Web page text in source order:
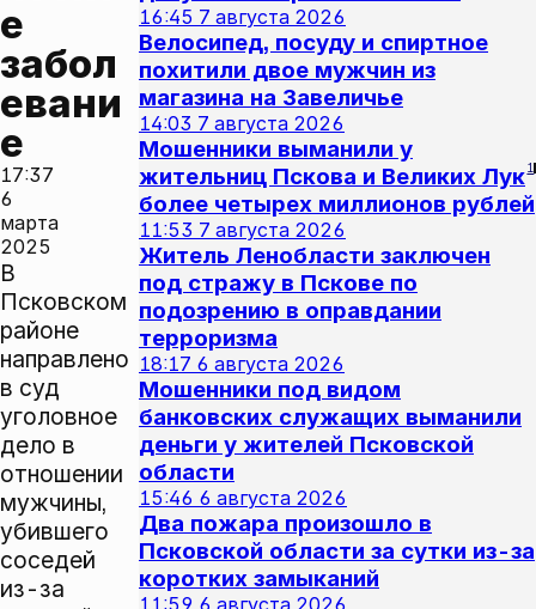
е
забол
евани
е
17:37
6
марта
2025
1
В
Псковском
районе
направлено
в суд
уголовное
дело в
отношении
мужчины,
убившего
соседей
из-за
16:45 7 августа 2026
Велосипед, посуду и спиртное
похитили двое мужчин из
магазина на Завеличье
14:03 7 августа 2026
Мошенники выманили у
жительниц Пскова и Великих Лук
более четырех миллионов рублей
11:53 7 августа 2026
Житель Ленобласти заключен
под стражу в Пскове по
подозрению в оправдании
терроризма
18:17 6 августа 2026
Мошенники под видом
банковских служащих выманили
деньги у жителей Псковской
области
15:46 6 августа 2026
Два пожара произошло в
Псковской области за сутки из-за
коротких замыканий